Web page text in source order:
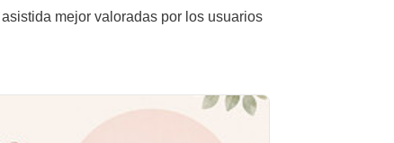
mejor valoradas por los usuarios